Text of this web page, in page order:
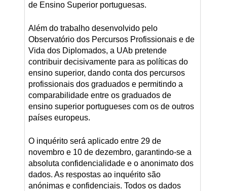
de Ensino Superior portuguesas.
Além do trabalho desenvolvido pelo
Observatório dos Percursos Profissionais e de
Vida dos Diplomados, a UAb pretende
contribuir decisivamente para as políticas do
ensino superior, dando conta dos percursos
profissionais dos graduados e permitindo a
comparabilidade entre os graduados de
ensino superior portugueses com os de outros
países europeus.
O inquérito será aplicado entre 29 de
novembro e 10 de dezembro, garantindo-se a
absoluta confidencialidade e o anonimato dos
dados. As respostas ao inquérito são
anónimas e confidenciais. Todos os dados